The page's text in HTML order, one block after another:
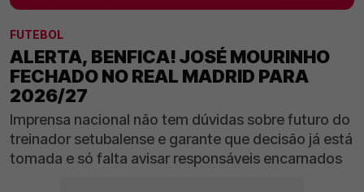
FUTEBOL
ALERTA, BENFICA! JOSÉ MOURINHO
FECHADO NO REAL MADRID PARA
2026/27
Imprensa nacional não tem dúvidas sobre futuro do
treinador setubalense e garante que decisão já está
tomada e só falta avisar responsáveis encarnados